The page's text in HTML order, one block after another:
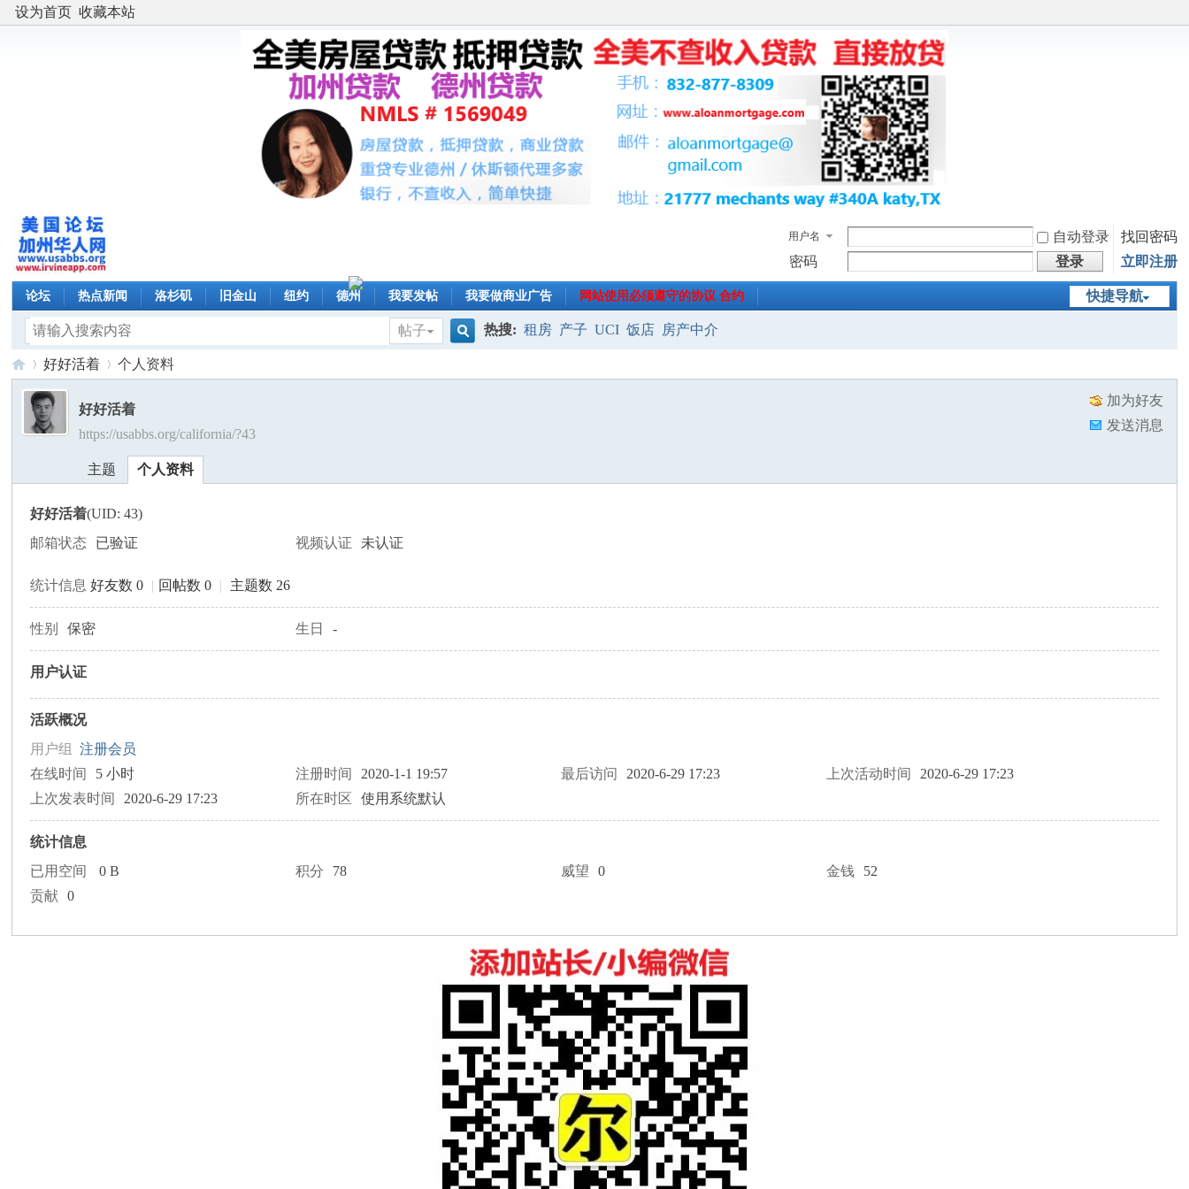
设为首页 收藏本站
用户名 自动登录
找回密码
密码
登录 立即注册
快捷导航
论坛 热点新闻 洛杉矶 旧金山 纽约 德州 我要发帖 我要做商业广告 网站使用必须遵守的协议 合约
帖子
热搜: 租房 产子 UCI 饭店 房产中介
美›
好好活着
›
个人资料
加为好友
发送消息
好好活着
https://usabbs.org/california/?43
主题 个人资料
好好活着(UID: 43)
邮箱状态
已验证 视频认证 未认证
统计信息 好友数 0 | 回帖数 0 | 主题数 26
性别 保密 生日 -
用户认证
活跃概况
用户组注册会员
在线时间
5 小时 注册时间 2020-1-1 19:57 最后访问 2020-6-29 17:23 上次活动时间
2020-6-29 17:23
上次发表时间
2020-6-29 17:23 所在时区 使用系统默认
统计信息
已用空间
0 B 积分 78 威望 0 金钱
52
贡献
0